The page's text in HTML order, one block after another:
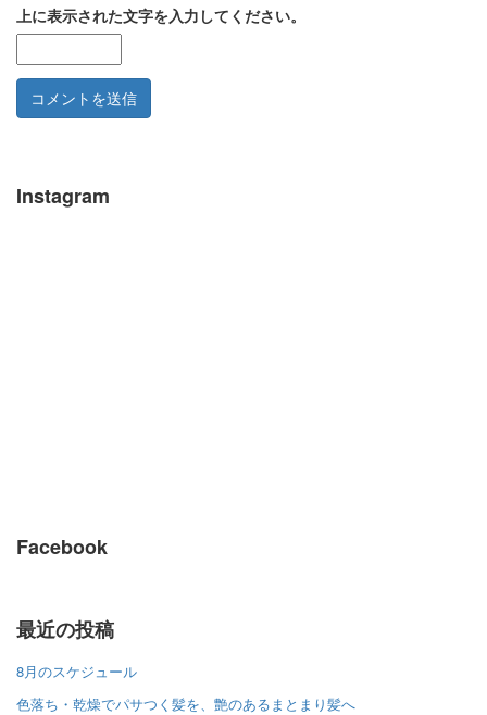
上に表示された文字を入力してください。
Instagram
Facebook
最近の投稿
8月のスケジュール
色落ち・乾燥でパサつく髪を、艶のあるまとまり髪へ